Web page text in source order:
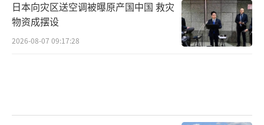
日本向灾区送空调被曝原产国中国 救灾
物资成摆设
2026-08-07 09:17:28